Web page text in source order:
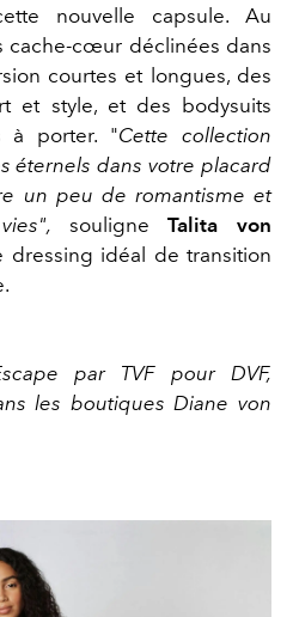
nouvelle capsule. Au
cache-cœur déclinées dans
courtes et longues, des
et style, et des bodysuits
à porter. "Cette collection
éternels dans votre placard
un peu de romantisme et
souligne
Talita von
dressing idéal de transition
par TVF pour DVF,
les boutiques Diane von